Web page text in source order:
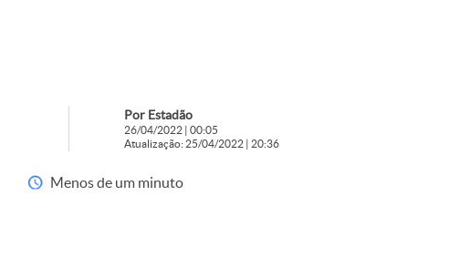
Por Estadão
26/04/2022 | 00:05
Atualização: 25/04/2022 | 20:36
Menos de um minuto